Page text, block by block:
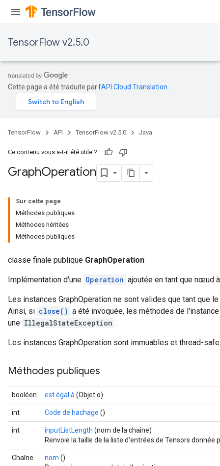
TensorFlow v2.5.0
Cette page a été traduite par l'API Cloud Translation
TensorFlow API TensorFlow v2.5.0 Java
Ce contenu vous a-t-il été utile ?
GraphOperation
Sur cette page
Méthodes publiques
Méthodes héritées
Méthodes publiques
classe finale publique GraphOperation
Implémentation d'une Operation ajoutée en tant que nœud
Les instances GraphOperation ne sont valides que tant que le
Ainsi, si close() a été invoquée, les méthodes de
une IllegalStateException .
Les instances GraphOperation sont immuables et thread-
Méthodes publiques
booléen est égal à (Objet o)
int Code de hachage ()
int inputListLength (nom de la chaîne)
Renvoie la taille de la liste d'entrées de Tensors donnée
Chaîne nom ()